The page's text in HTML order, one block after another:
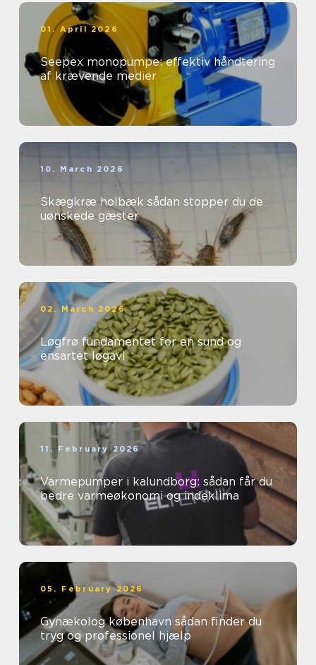
01. April 2026
Seepex monopumpe: effektiv håndtering
af krævende medier
10. March 2026
Skægkræ holbæk sådan stopper du de
uønskede gæster
02. March 2026
Løgfrø fundamentet for en sund og
ensartet løgavl
11. February 2026
Varmepumper i kalundborg: sådan får du
bedre varmeøkonomi og indeklima
05. February 2026
Gynækolog københavn sådan finder du
tryg og professionel hjælp